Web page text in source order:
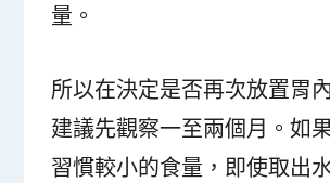
量。
所以在決定是否再次放置胃
建議先觀察一至兩個月。如
習慣較小的食量，即使取出